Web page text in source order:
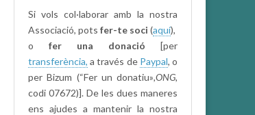
Si vols col·laborar amb la nostra
Associació, pots fer-te soci (aquí),
o fer una donació [per
transferència, a través de Paypal, o
per Bizum (“Fer un donatiu»,ONG,
codi 07672)]. De les dues maneres
ens ajudes a mantenir la nostra